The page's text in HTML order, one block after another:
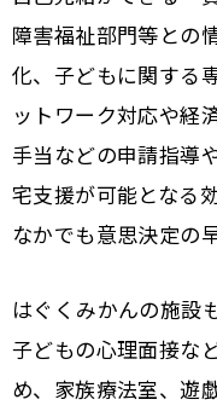
障害福祉部門等との
化、子どもに関する
ットワーク対応や経
手当などの申請指導
宅支援が可能となる
なかでも意思決定の
はぐくみかんの施設
子どもの心理面接な
め、家族療法室、遊